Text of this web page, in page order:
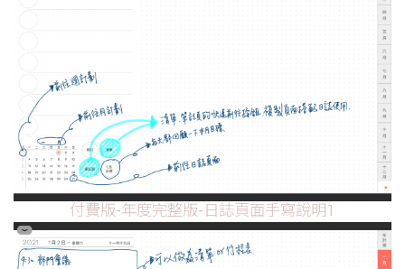
付費版-年度完整版-日誌頁面手寫說明1